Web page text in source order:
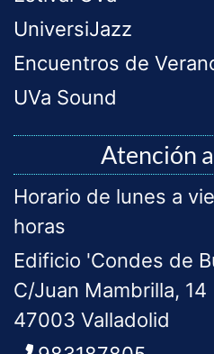
UniversiJazz
Encuentros de
UVa Sound
Atención
Horario de lunes a
horas
Edificio 'Condes de
C/Juan Mambrilla, 14
47003 Valladolid